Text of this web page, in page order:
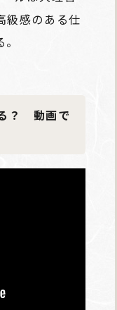
級感のある仕
？ 動画で